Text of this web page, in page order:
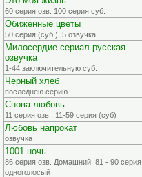
60 серия озв. 100 серия суб.
Обиженные цветы
50 серия (суб.), 5 озвучка,
Милосердие сериал русская
озвучка
1-44 заключительную суб.
Черный хлеб
последнею серию
Снова любовь
11 серия озв., 11-59 серия (суб)
Любовь напрокат
озвучка
1001 ночь
86 серия озв. Домашний. 81 - 90 серия
одноголосый